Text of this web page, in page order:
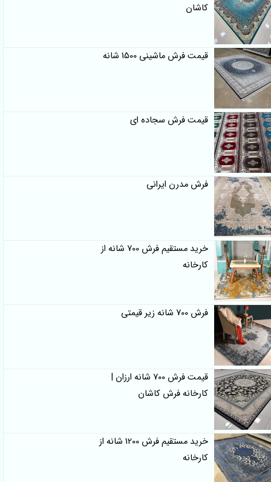
کاشان
قیمت فرش ماشینی 1500 شانه
قیمت فرش سجاده ای
فرش مدرن ایرانی
خرید مستقیم فرش 700 شانه از
کارخانه
فرش 700 شانه زیر قیمتی
قیمت فرش 700 شانه ارزان |
کارخانه فرش کاشان
خرید مستقیم فرش 1200 شانه از
کارخانه